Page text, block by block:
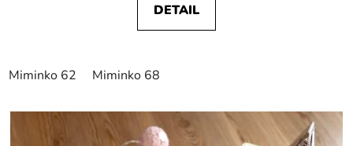
DETAIL
Miminko 62 Miminko 68